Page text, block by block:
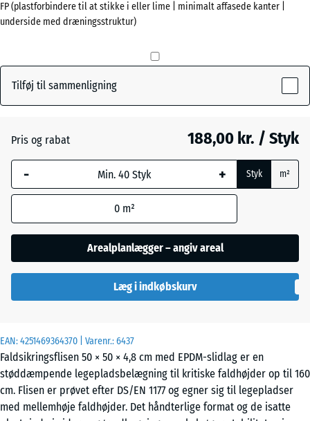
EAN:4251469364370 | Varenr.:6437
Faldsikringsflisen 50 × 50 × 4,8 cm med EPDM-slidlag er en
støddæmpende legepladsbelægning til kritiske faldhøjder op til 160
cm. Flisen er prøvet efter DS/EN 1177 og egner sig til legepladser
med mellemhøje faldhøjder. Det håndterlige format og de isatte
Vis
farvepalette
Atlantisk
Engelsk
græs
granit
Lavendel
FP (plastforbindere til at stikke i eller lime | minimalt affasede kanter |
underside med dræningsstruktur)
Tilføj til sammenligning
Pris og rabat 188,00 kr. / Styk
- + Styk m²
0 m²
Arealplanlægger – angiv areal
Læg i indkøbskurv